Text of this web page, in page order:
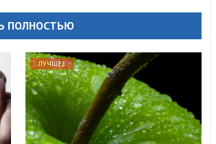
ПОЛНОСТЬЮ
ЛУЧШЕЕ